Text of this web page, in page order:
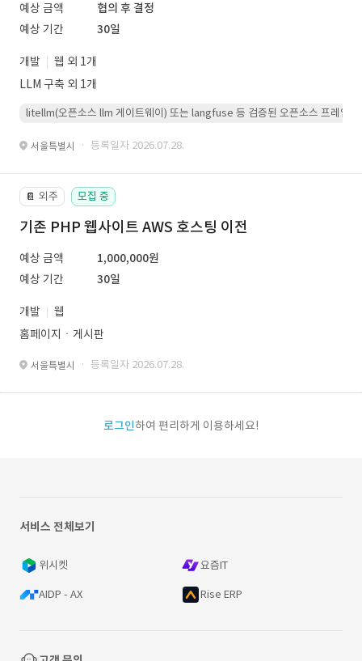
예상 금액
협의 후 결정
예상 기간
30일
개발
웹 외 1개
LLM 구축 외 1개
litellm(오픈소스 llm 게이트웨이) 또는 langfuse 등 검증된 오픈소스 프레임워
서울특별시 · 등록일자 2026.07.28.
📔 외주 모집 중
기존 PHP 웹사이트 AWS 호스팅 이전
예상 금액
1,000,000원
예상 기간
30일
개발
웹
홈페이지ㆍ게시판
서울특별시 · 등록일자 2026.07.28.
로그인하여 편리하게 이용하세요!
서비스 전체보기
위시켓 요즘IT
AIDP - AX Rise ERP